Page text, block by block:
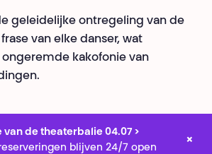
geleidelijke ontregeling van de
van elke danser, wat
kakofonie van
de theaterbalie 04.07 >
blijven 24/7 open
×